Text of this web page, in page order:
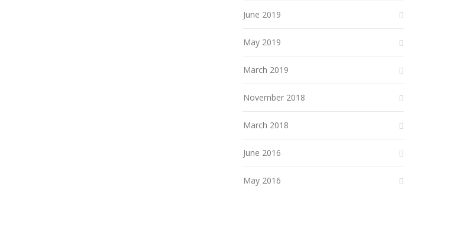
June 2019
May 2019
March 2019
November 2018
March 2018
June 2016
May 2016